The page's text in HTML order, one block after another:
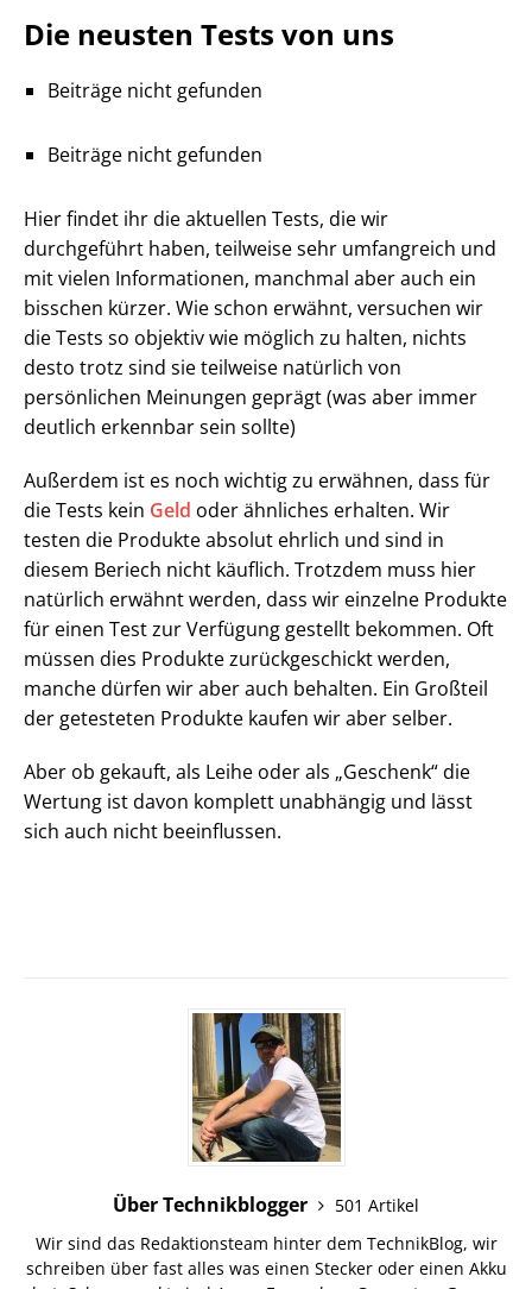
Die neusten Tests von uns
Beiträge nicht gefunden
Beiträge nicht gefunden
Hier findet ihr die aktuellen Tests, die wir
durchgeführt haben, teilweise sehr umfangreich und
mit vielen Informationen, manchmal aber auch ein
bisschen kürzer. Wie schon erwähnt, versuchen wir
die Tests so objektiv wie möglich zu halten, nichts
desto trotz sind sie teilweise natürlich von
persönlichen Meinungen geprägt (was aber immer
deutlich erkennbar sein sollte)
Außerdem ist es noch wichtig zu erwähnen, dass für
die Tests kein Geld oder ähnliches erhalten. Wir
testen die Produkte absolut ehrlich und sind in
diesem Beriech nicht käuflich. Trotzdem muss hier
natürlich erwähnt werden, dass wir einzelne Produkte
für einen Test zur Verfügung gestellt bekommen. Oft
müssen dies Produkte zurückgeschickt werden,
manche dürfen wir aber auch behalten. Ein Großteil
der getesteten Produkte kaufen wir aber selber.
Aber ob gekauft, als Leihe oder als „Geschenk“ die
Wertung ist davon komplett unabhängig und lässt
sich auch nicht beeinflussen.
Über Technikblogger
501 Artikel
Wir sind das Redaktionsteam hinter dem TechnikBlog, wir
schreiben über fast alles was einen Stecker oder einen Akku